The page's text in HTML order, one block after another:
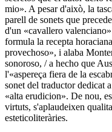
mio». A pesar d'això, la
parell de sonets que
d'un «cavallero
formula la recepta
provechoso», i alaba
sonoroso, / a hecho que
l'«aspereça fiera de la
sonet del traductor dedicat
«alta erudicion». De nou,
virtuts, s'aplaudeixen
esteticoliteràries.